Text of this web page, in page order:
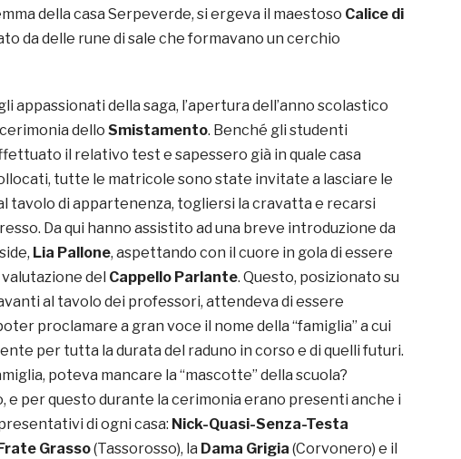
della casa Serpeverde, si ergeva il maestoso Calice di
da delle rune di sale che formavano un cerchio
appassionati della saga, l’apertura dell’anno scolastico
dello Smistamento. Benché gli studenti
il relativo test e sapessero già in quale casa
tutte le matricole sono state invitate a lasciare le
tavolo di appartenenza, togliersi la cravatta e recarsi
Da qui hanno assistito ad una breve introduzione da
Lia Pallone, aspettando con il cuore in gola di essere
del Cappello Parlante. Questo, posizionato su
al tavolo dei professori, attendeva di essere
proclamare a gran voce il nome della “famiglia” a cui
per tutta la durata del raduno in corso e di quelli futuri.
poteva mancare la “mascotte” della scuola?
e per questo durante la cerimonia erano presenti anche i
di ogni casa: Nick-Quasi-Senza-Testa
Grasso(Tassorosso), la Dama Grigia (Corvonero) e il